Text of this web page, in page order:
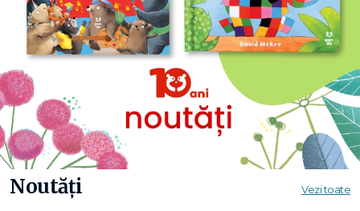
Noutăți Vezi toate